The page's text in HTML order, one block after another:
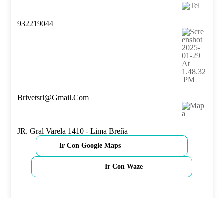
932219044
Brivetsrl@gmail.com
JR. Gral Varela 1410 - Lima Breña
Ir Con Google Maps
Ir Con Waze